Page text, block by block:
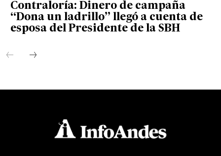
Contraloría: Dinero de campaña
“Dona un ladrillo” llegó a cuenta de
esposa del Presidente de la SBH